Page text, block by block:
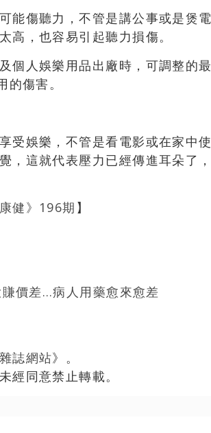
能傷聽力，不管是講公事或是煲
高，也容易引起聽力損傷。
個人娛樂用品出廠時，可調整的
傷害。
受娛樂，不管是看電影或在家中
，這就代表壓力已經傳進耳朵了
康健》196期 】
價差…病人用藥愈來愈差
誌網站》。
經同意禁止轉載。